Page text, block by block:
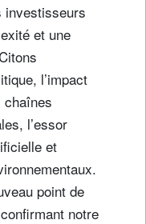
investisseurs
et une
l’impact
chaînes
l’essor
et
point de
notre